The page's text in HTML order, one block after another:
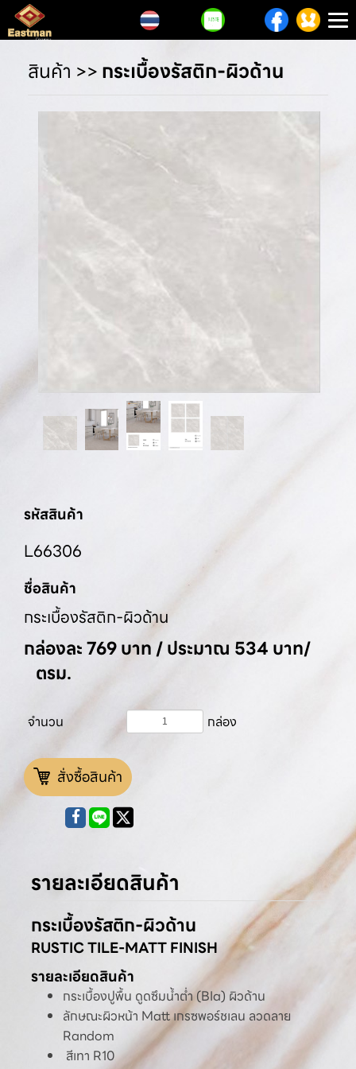
สินค้า >>กระเบื้องรัสติก-ผิวด้าน
รหัสสินค้า
L66306
ชื่อสินค้า
กระเบื้องรัสติก-ผิวด้าน
กล่องละ 769 บาท / ประมาณ 534 บาท/
ตรม.
จำนวน กล่อง
สั่งซื้อสินค้า
รายละเอียดสินค้า
กระเบื้องรัสติก-ผิวด้าน
RUSTIC TILE-MATT FINISH
รายละเอียดสินค้า
กระเบื้องปูพื้น ดูดซึมน้ำต่ำ (BIa) ผิวด้าน
ลักษณะผิวหน้า Matt เกรซพอร์ชเลน ลวดลาย
Random
สีเทา R10